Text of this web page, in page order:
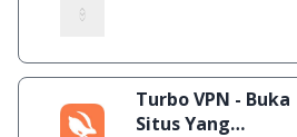
Turbo VPN - Buka
Situs Yang